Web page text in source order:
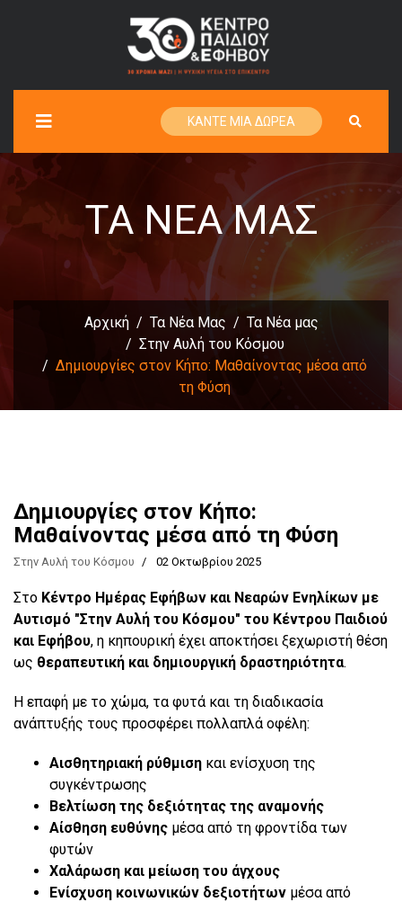
ΚΑΝΤΕ ΜΙΑ ΔΩΡΕΑ
ΤΑ ΝΈΑ ΜΑΣ
Αρχική Τα Νέα Μας
Τα Νέα μας
Στην Αυλή του Κόσμου
Δημιουργίες στον Κήπο: Μαθαίνοντας μέσα από
τη Φύση
Δημιουργίες στον Κήπο:
Μαθαίνοντας μέσα από τη Φύση
Στην Αυλή του Κόσμου 02 Οκτωβρίου 2025
Στο Κέντρο Ημέρας Εφήβων και Νεαρών Ενηλίκων με
Αυτισμό "Στην Αυλή του Κόσμου" του Κέντρου Παιδιού
και Εφήβου, η κηπουρική έχει αποκτήσει ξεχωριστή θέση
ως θεραπευτική και δημιουργική δραστηριότητα.
Η επαφή με το χώμα, τα φυτά και τη διαδικασία
ανάπτυξής τους προσφέρει πολλαπλά οφέλη:
Αισθητηριακή ρύθμιση και ενίσχυση της
συγκέντρωσης
Βελτίωση της δεξιότητας της αναμονής
Αίσθηση ευθύνης μέσα από τη φροντίδα των
φυτών
Χαλάρωση και μείωση του άγχους
Ενίσχυση κοινωνικών δεξιοτήτων μέσα από